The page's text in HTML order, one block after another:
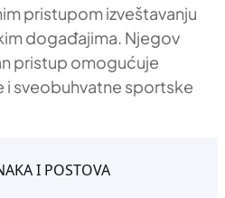
pristupom izveštavanju
događajima. Njegov
pristup omogućuje
i sveobuhvatne sportske
I POSTOVA